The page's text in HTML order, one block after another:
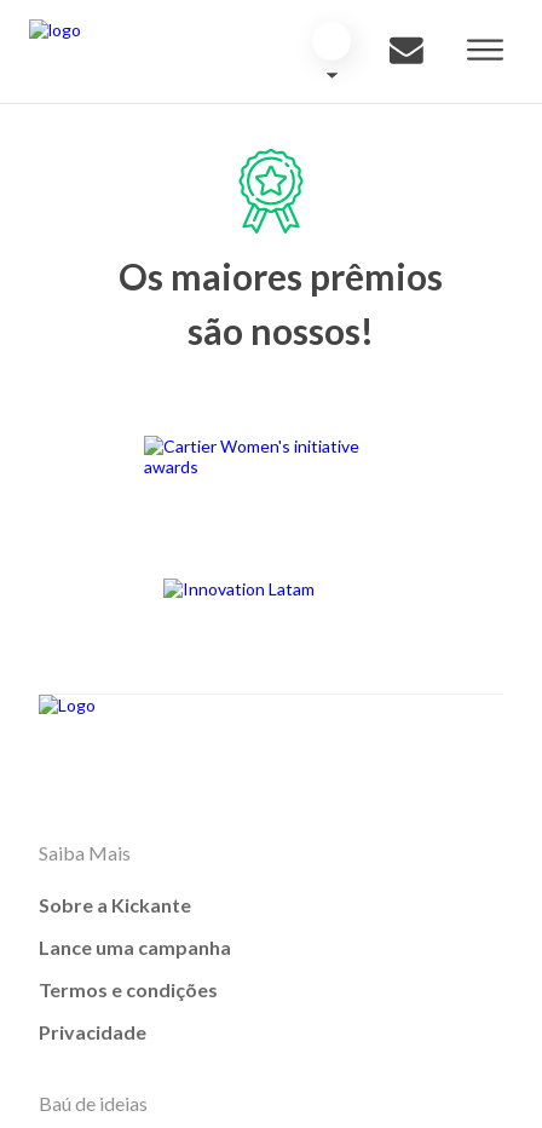
Os maiores prêmios
são nossos!
Saiba Mais
Sobre a Kickante
Lance uma campanha
Termos e condições
Privacidade
Baú de ideias